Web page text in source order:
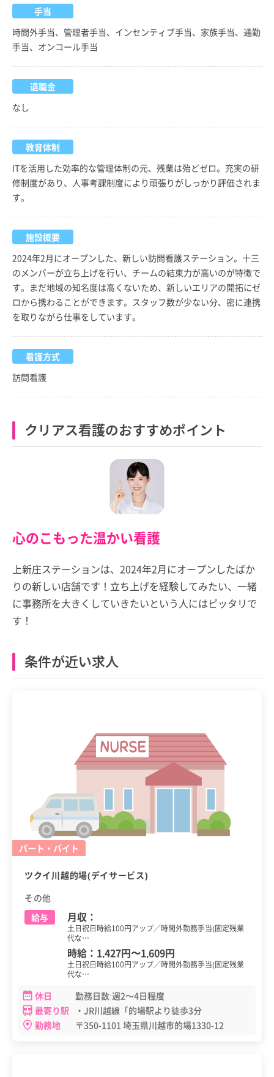
手当
時間外手当、管理者手当、インセンティブ手当、家族手当、通勤
手当、オンコール手当
退職金
なし
教育体制
ITを活用した効率的な管理体制の元、残業は殆どゼロ。充実の研
修制度があり、人事考課制度により頑張りがしっかり評価されま
す。
施設概要
2024年2月にオープンした、新しい訪問看護ステーション。十三
のメンバーが立ち上げを行い、チームの結束力が高いのが特徴で
す。まだ地域の知名度は高くないため、新しいエリアの開拓にゼ
ロから携わることができます。スタッフ数が少ない分、密に連携
を取りながら仕事をしています。
看護方式
訪問看護
クリアス看護のおすすめポイント
心のこもった温かい看護
上新庄ステーションは、2024年2月にオープンしたばか
りの新しい店舗です！立ち上げを経験してみたい、一緒
に事務所を大きくしていきたいという人にはピッタリで
す！
条件が近い求人
パート・バイト
ツクイ川越的場(デイサービス)
その他
給与
月収：
土日祝日時給100円アップ／時間外勤務手当(固定残業
代な…
時給： 1,427円〜1,609円
土日祝日時給100円アップ／時間外勤務手当(固定残業
代な…
休日
勤務日数:週2～4日程度
最寄り駅
・JR川越線「的場駅より徒歩3分
勤務地
〒350-1101 埼玉県川越市的場1330-12